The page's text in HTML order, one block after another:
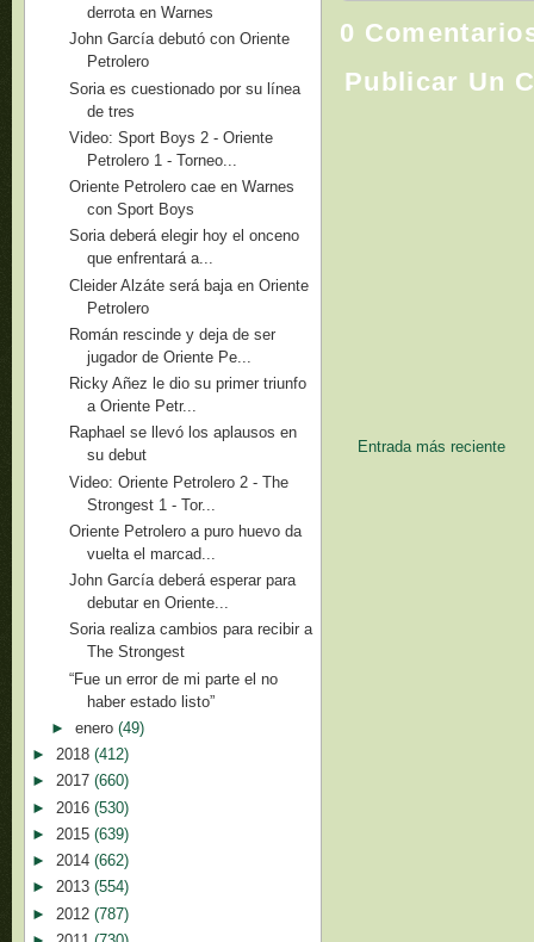
0
Publicar Un
Entrada más reciente
derrota en Warnes
John García debutó con Oriente
Petrolero
Soria es cuestionado por su línea
de tres
Video: Sport Boys 2 - Oriente
Petrolero 1 - Torneo...
Oriente Petrolero cae en Warnes
con Sport Boys
Soria deberá elegir hoy el onceno
que enfrentará a...
Cleider Alzáte será baja en Oriente
Petrolero
Román rescinde y deja de ser
jugador de Oriente Pe...
Ricky Añez le dio su primer triunfo
a Oriente Petr...
Raphael se llevó los aplausos en
su debut
Video: Oriente Petrolero 2 - The
Strongest 1 - Tor...
Oriente Petrolero a puro huevo da
vuelta el marcad...
John García deberá esperar para
debutar en Oriente...
Soria realiza cambios para recibir a
The Strongest
“Fue un error de mi parte el no
haber estado listo”
► enero (49)
► 2018 (412)
► 2017 (660)
► 2016 (530)
► 2015 (639)
► 2014 (662)
► 2013 (554)
► 2012 (787)